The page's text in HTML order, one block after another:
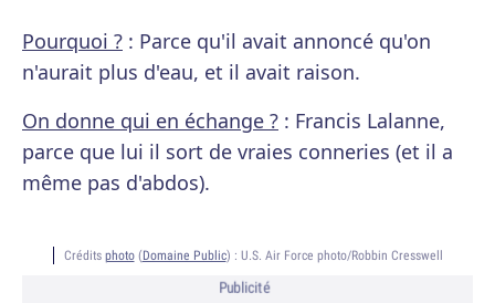
Pourquoi ? : Parce qu'il avait annoncé qu'on
n'aurait plus d'eau, et il avait raison.
On donne qui en échange ? : Francis Lalanne,
parce que lui il sort de vraies conneries (et il a
même pas d'abdos).
Crédits photo(Domaine Public) : U.S. Air Force photo/Robbin Cresswell
Publicité